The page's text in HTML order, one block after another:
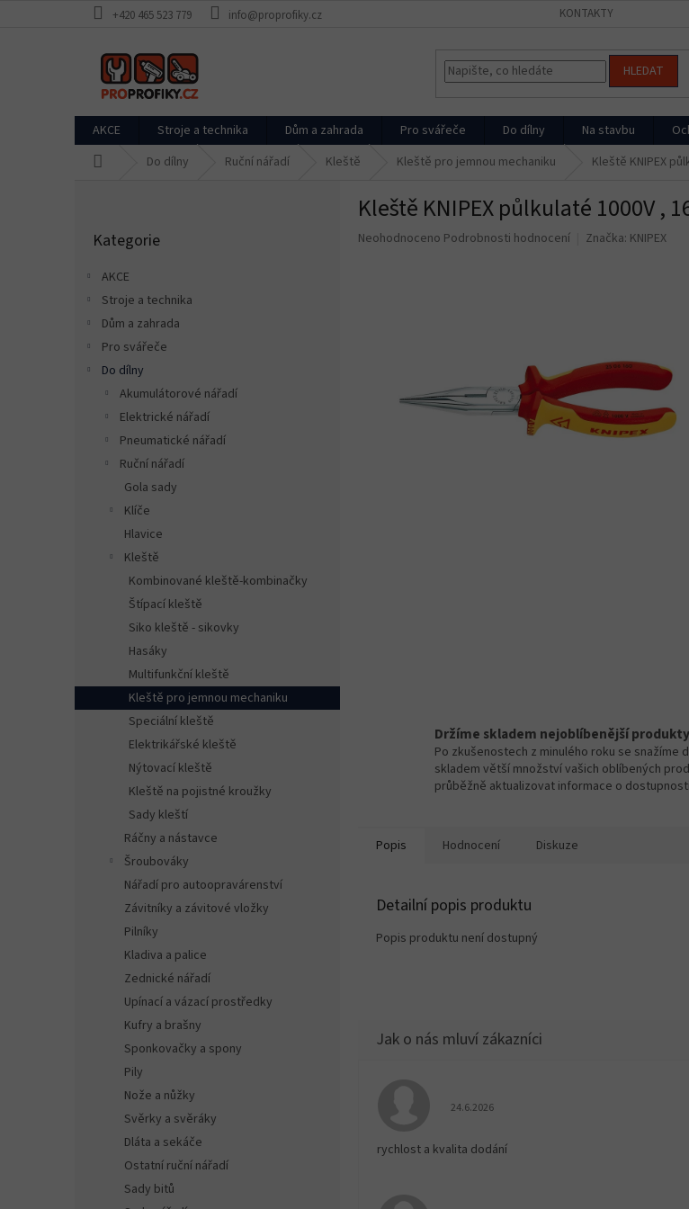
+420 465 523 779 info@proprofiky.cz KONTAKTY
HLEDAT
AKCE Stroje a technika Dům a zahrada Pro svářeče Do dílny Na stavbu
Do dílny Ruční nářadí Kleště Kleště pro jemnou mechaniku Kleště KNIPEX
kategorie
Kategorie
AKCE
Stroje a technika
Dům a zahrada
Pro svářeče
Do dílny
Akumulátorové nářadí
Elektrické nářadí
Pneumatické nářadí
Ruční nářadí
Gola sady
Klíče
Hlavice
Kleště
Kombinované kleště-kombinačky
Štípací kleště
Siko kleště - sikovky
Hasáky
Multifunkční kleště
Kleště pro jemnou mechaniku
Speciální kleště
Elektrikářské kleště
Nýtovací kleště
Kleště na pojistné kroužky
Sady kleští
Ráčny a nástavce
Šroubováky
Nářadí pro autoopravárenství
Závitníky a závitové vložky
Pilníky
Kladiva a palice
Zednické nářadí
Upínací a vázací prostředky
Kufry a brašny
Sponkovačky a spony
Pily
Nože a nůžky
Svěrky a svěráky
Dláta a sekáče
Ostatní ruční nářadí
Sady bitů
Kleště KNIPEX půlkulaté 1000V ,
Průměrné
Neohodnoceno Podrobnosti hodnocení Značka: KNIPEX
Držíme skladem nejoblíbenější produkty
Po zkušenostech z minulého roku se snažíme
skladem větší množství vašich oblíbených
průběžně aktualizovat informace o
Popis Hodnocení Diskuze
Detailní popis produktu
Popis produktu není dostupný
Hodnocení obchodu je 5 z 5 hvězdiček.
24.6.2026
rychlost a kvalita dodání